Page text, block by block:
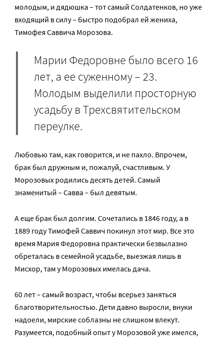
молодым, и дядюшка – тот самый Солдатенков, но уже
входящий в силу – быстро подобрал ей жениха,
Тимофея Саввича Морозова.
Марии Федоровне было всего 16
лет, а ее суженному – 23.
Молодым выделили просторную
усадьбу в Трехсвятительском
переулке.
Любовью там, как говорится, и не пахло. Впрочем,
брак был дружным и, пожалуй, счастливым. У
Морозовых родились десять детей. Самый
знаменитый – Савва – был девятым.
А еще брак был долгим. Сочетались в 1846 году, а в
1889 году Тимофей Саввич покинул этот мир. Все это
время Мария Федоровна практически безвылазно
обреталась в семейной усадьбе, выезжая лишь в
Мисхор, там у Морозовых имелась дача.
60 лет – самый возраст, чтобы всерьез заняться
благотворительностью. Дети давно выросли, внуки
надоели, мирские соблазны не слишком влекут.
Разумеется, подобный опыт у Морозовой уже имелся,